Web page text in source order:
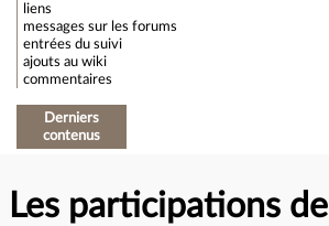
liens
messages sur les forums
entrées du suivi
ajouts au wiki
commentaires
Derniers
contenus
Les participations de